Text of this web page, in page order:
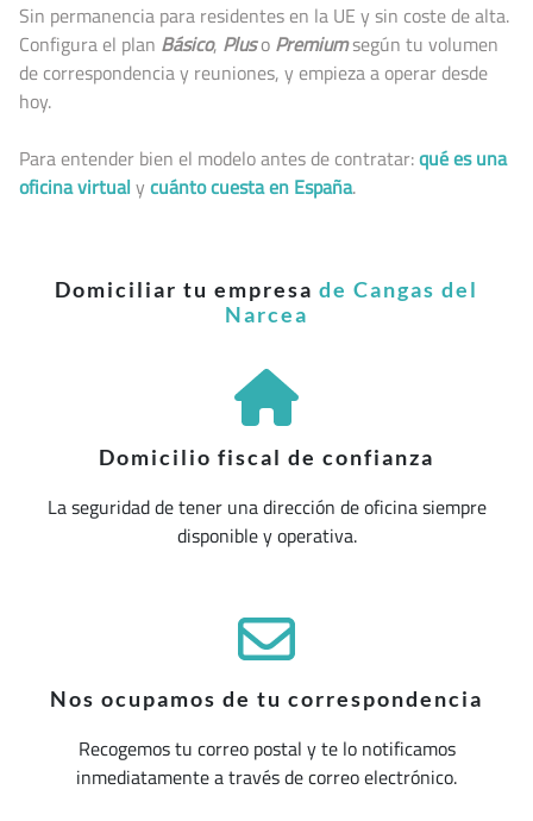
Sin permanencia para residentes en la UE y sin coste de alta.
Configura el plan Básico, Pluso Premiumsegún tu volumen
de correspondencia y reuniones, y empieza a operar desde
hoy.
Para entender bien el modelo antes de contratar:qué es una
oficina virtual ycuánto cuesta en España.
Domiciliar tu empresa de Cangas del
Narcea
Domicilio fiscal de confianza
La seguridad de tener una dirección de oficina siempre
disponible y operativa.
Nos ocupamos de tu correspondencia
Recogemos tu correo postal y te lo notificamos
inmediatamente a través de correo electrónico.